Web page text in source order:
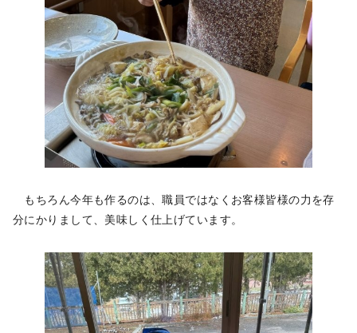
もちろん今年も作るのは、職員ではなくお客様皆様の力を存
分にかりまして、美味しく仕上げています。